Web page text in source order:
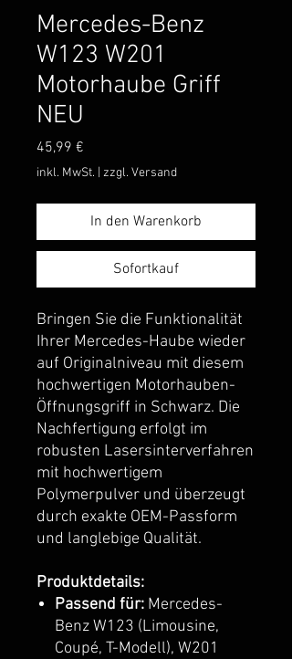
Mercedes-Benz
W123 W201
Motorhaube Griff
NEU
45,99 €
inkl. MwSt. zzgl. Versand
In den Warenkorb
Sofortkauf
Bringen Sie die Funktionalität
Ihrer Mercedes-Haube wieder
auf Originalniveau mit diesem
hochwertigen Motorhauben-
Öffnungsgriff in Schwarz. Die
Nachfertigung erfolgt im
robusten Lasersinterverfahren
mit hochwertigem
Polymerpulver und überzeugt
durch exakte OEM-Passform
und langlebige Qualität.
Produktdetails:
Passend für: Mercedes-
Benz W123 (Limousine,
Coupé, T-Modell), W201